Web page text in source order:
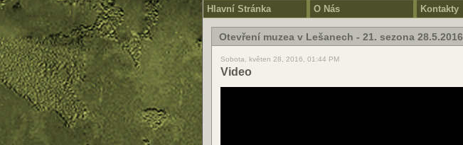
Hlavní Stránka O Nás Kontakty
Otevření muzea v Lešanech - 21. sezona 28.5.2016
Sobota, květen 28, 2016, 01:44 PM
Video